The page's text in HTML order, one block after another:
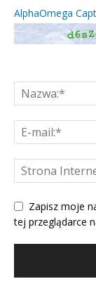
AlphaOmega
Zapisz moje
tej przeglądarce